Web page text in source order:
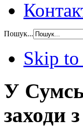
Пошук...
Skip
У
заходи